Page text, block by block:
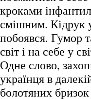
кроками
смішним. Кідрук
побоявся. Гумор
світ і на себе у
Одне слово,
українця в
болотяних